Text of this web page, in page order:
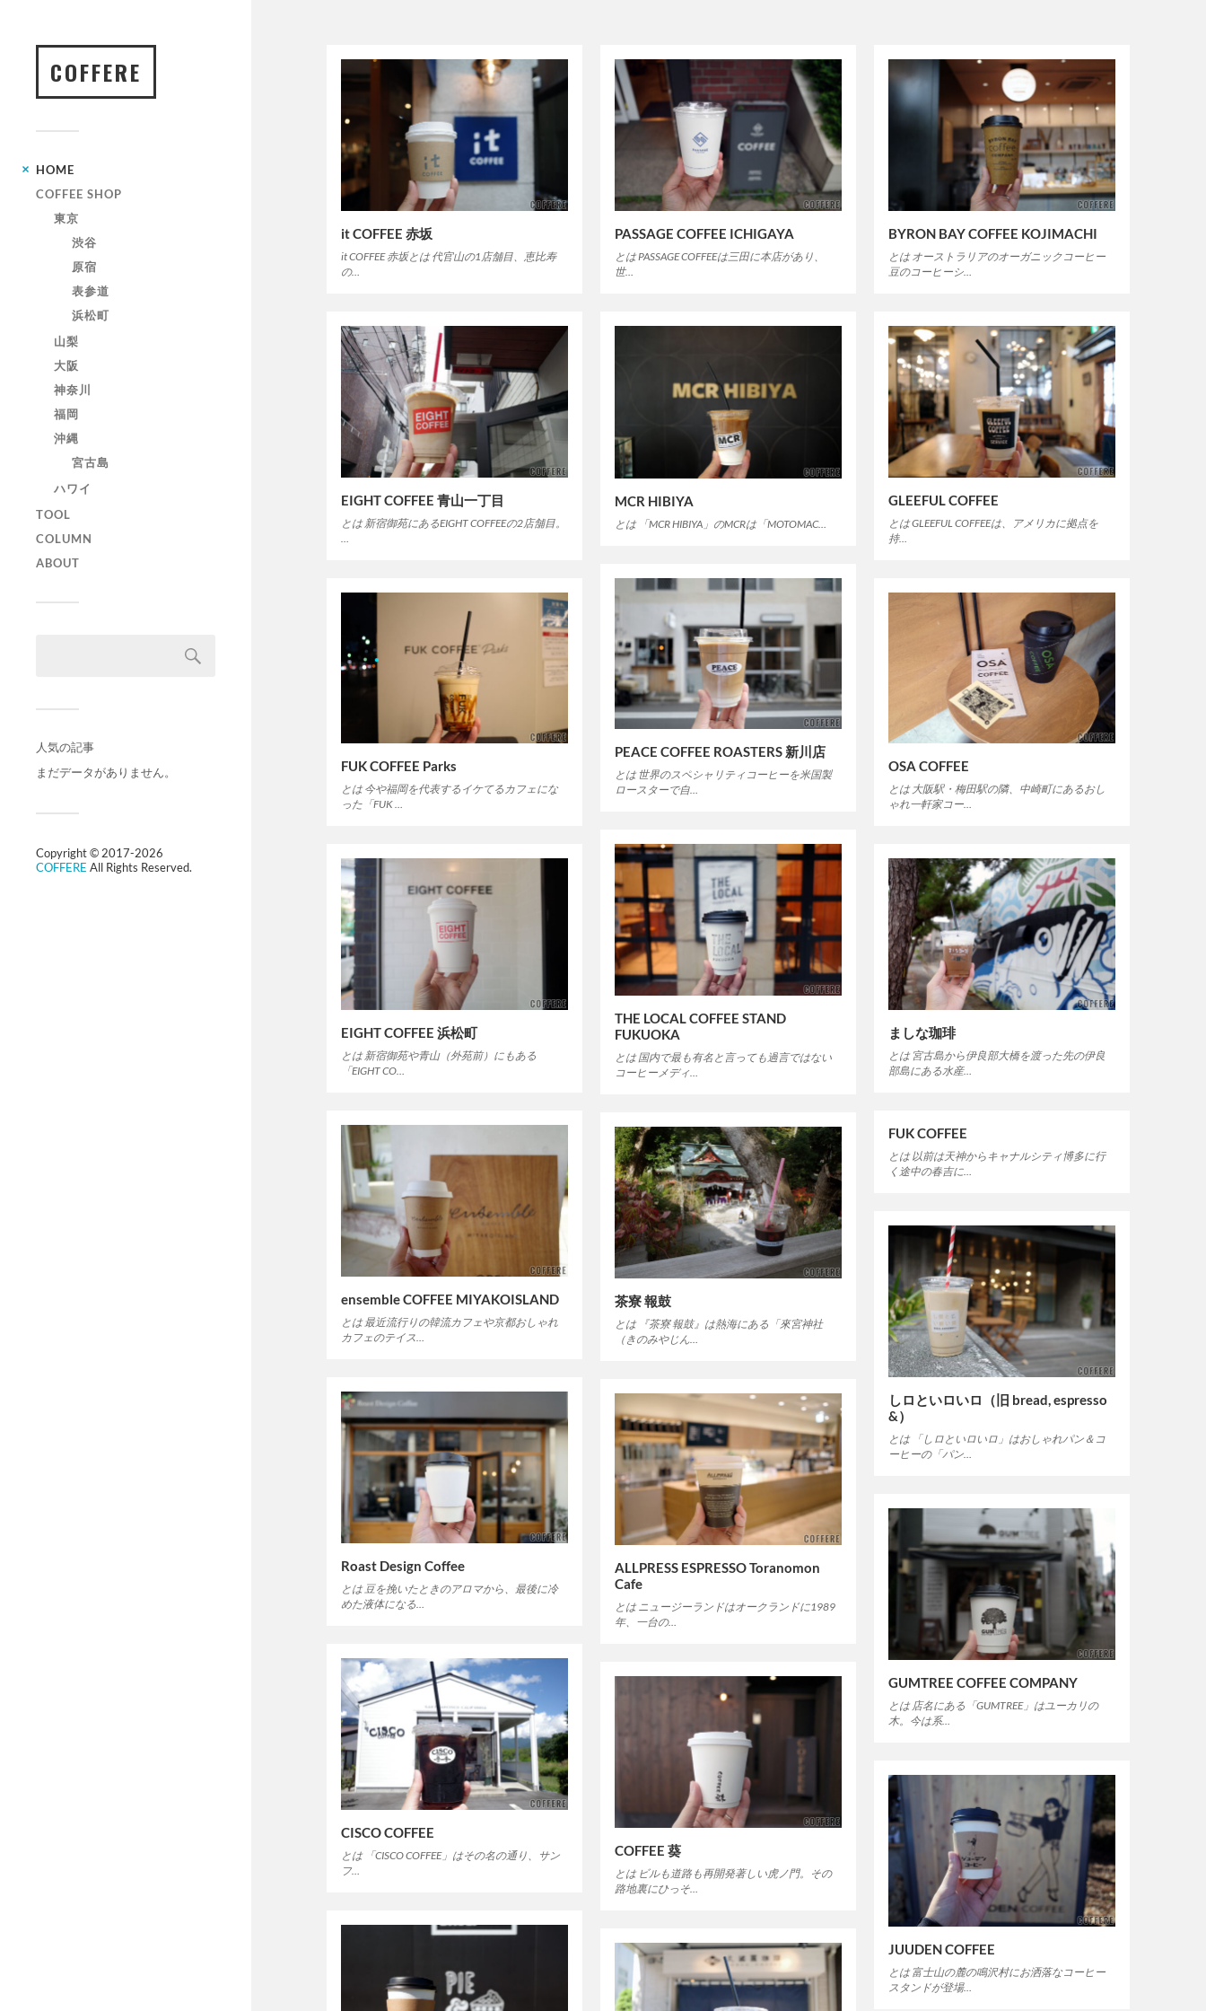
COFFERE
HOME
COFFEE SHOP
東京
渋谷
原宿
表参道
浜松町
山梨
大阪
神奈川
福岡
沖縄
宮古島
ハワイ
TOOL
COLUMN
ABOUT
人気の記事
まだデータがありません。
Copyright © 2017-2026
COFFERE All Rights Reserved.
it COFFEE 赤坂
it COFFEE 赤坂とは 代官山の1店舗目、恵比寿
の…
PASSAGE COFFEE ICHIGAYA
とは PASSAGE COFFEEは三田に本店があり、
世…
BYRON BAY COFFEE KOJIMACHI
とは オーストラリアのオーガニックコーヒー
豆のコーヒーシ…
EIGHT COFFEE 青山一丁目
とは 新宿御苑にあるEIGHT COFFEEの2店舗目。
MCR HIBIYA
とは 「MCR HIBIYA」のMCRは「MOTOMAC…
GLEEFUL COFFEE
とは GLEEFUL COFFEEは、アメリカに拠点を
持…
PEACE COFFEE ROASTERS 新川店
とは 世界のスペシャリティコーヒーを米国製
ロースターで自…
FUK COFFEE Parks
とは 今や福岡を代表するイケてるカフェにな
った「FUK …
OSA COFFEE
とは 大阪駅・梅田駅の隣、中崎町にあるおし
ゃれ一軒家コー…
THE LOCAL COFFEE STAND
FUKUOKA
とは 国内で最も有名と言っても過言ではない
コーヒーメディ…
EIGHT COFFEE 浜松町
とは 新宿御苑や青山（外苑前）にもある
「EIGHT CO…
ましな珈琲
とは 宮古島から伊良部大橋を渡った先の伊良
部島にある水産…
ensemble COFFEE MIYAKOISLAND
とは 最近流行りの韓流カフェや京都おしゃれ
カフェのテイス…
FUK COFFEE
とは 以前は天神からキャナルシティ博多に行
く途中の春吉に…
茶寮 報鼓
とは 『茶寮 報鼓』は熱海にある「來宮神社
（きのみやじん…
しロといロいロ（旧 bread, espresso
&）
とは 「しロといロいロ」はおしゃれパン＆コ
ーヒーの「パン…
Roast Design Coffee
とは 豆を挽いたときのアロマから、最後に冷
めた液体になる…
ALLPRESS ESPRESSO Toranomon
Cafe
とは ニュージーランドはオークランドに1989
年、一台の…
GUMTREE COFFEE COMPANY
とは 店名にある「GUMTREE」はユーカリの
木。今は系…
CISCO COFFEE
とは 「CISCO COFFEE」はその名の通り、サン
フ…
COFFEE 葵
とは ビルも道路も再開発著しい虎ノ門。その
路地裏にひっそ…
JUUDEN COFFEE
とは 富士山の麓の鳴沢村にお洒落なコーヒー
スタンドが登場…